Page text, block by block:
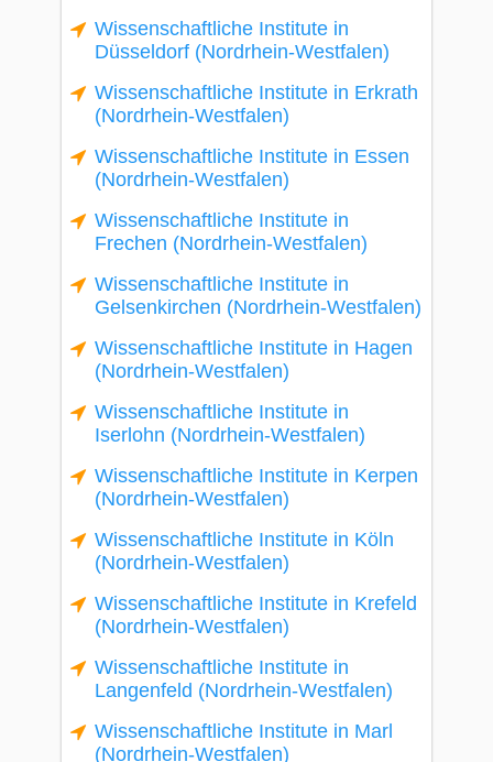
Wissenschaftliche Institute in
Düsseldorf (Nordrhein-Westfalen)
Wissenschaftliche Institute in Erkrath
(Nordrhein-Westfalen)
Wissenschaftliche Institute in Essen
(Nordrhein-Westfalen)
Wissenschaftliche Institute in
Frechen (Nordrhein-Westfalen)
Wissenschaftliche Institute in
Gelsenkirchen (Nordrhein-Westfalen)
Wissenschaftliche Institute in Hagen
(Nordrhein-Westfalen)
Wissenschaftliche Institute in
Iserlohn (Nordrhein-Westfalen)
Wissenschaftliche Institute in Kerpen
(Nordrhein-Westfalen)
Wissenschaftliche Institute in Köln
(Nordrhein-Westfalen)
Wissenschaftliche Institute in Krefeld
(Nordrhein-Westfalen)
Wissenschaftliche Institute in
Langenfeld (Nordrhein-Westfalen)
Wissenschaftliche Institute in Marl
(Nordrhein-Westfalen)